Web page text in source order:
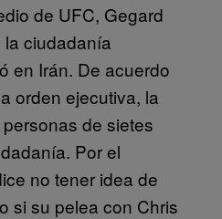
de UFC, Gegard
ciudadanía
en Irán. De acuerdo
orden ejecutiva, la
de sietes
Por el
no tener idea de
si su pelea con Chris